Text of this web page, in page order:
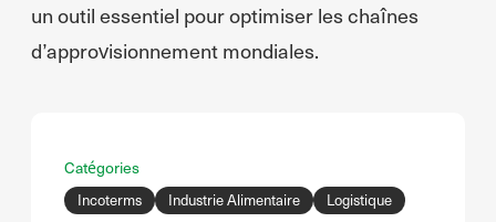
un outil essentiel pour optimiser les chaînes
d’approvisionnement mondiales.
Catégories
Incoterms Industrie Alimentaire Logistique